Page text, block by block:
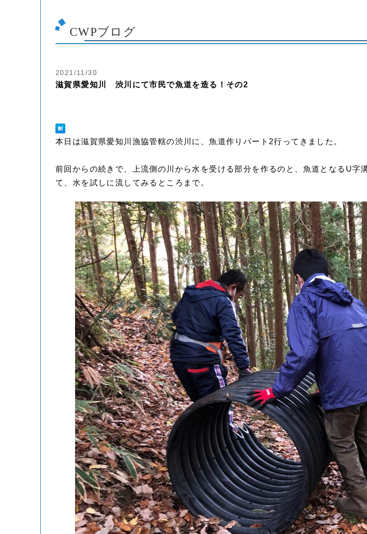
CWPブログ
2021/11/30
滋賀県愛知川 渋川にて市民で魚道を造る！その2
本日は滋賀県愛知川漁協管轄の渋川に、魚道作りパート2行ってきました。
前回からの続きで、上流側の川から水を受ける部分を作るのと、魚道となるU字
て、水を試しに流してみるところまで。